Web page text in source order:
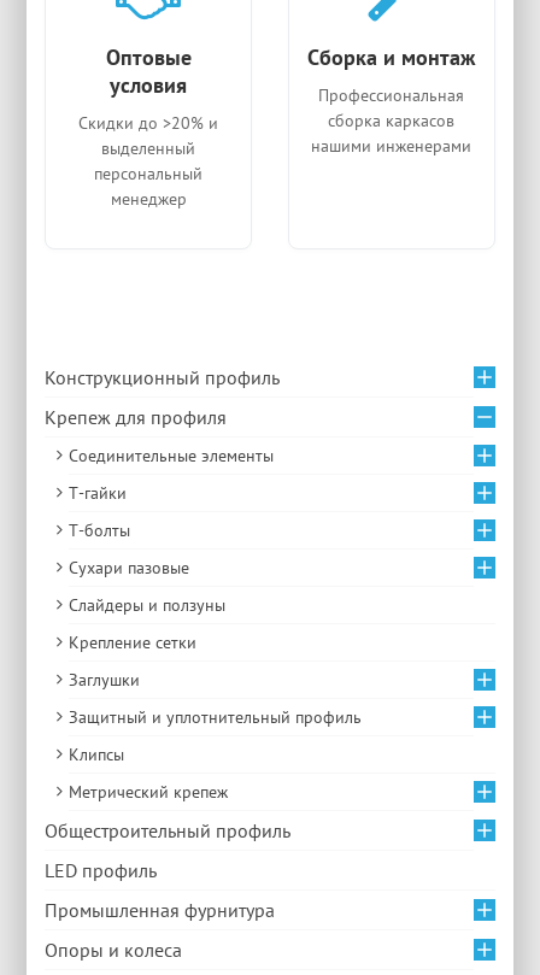
Оптовые
условия
Скидки до >20% и
выделенный
персональный
менеджер
Сборка и монтаж
Профессиональная
сборка каркасов
нашими инженерами
Конструкционный профиль
Крепеж для профиля
Соединительные элементы
Т-гайки
Т-болты
Сухари пазовые
Слайдеры и ползуны
Крепление сетки
Заглушки
Защитный и уплотнительный профиль
Клипсы
Метрический крепеж
Общестроительный профиль
LED профиль
Промышленная фурнитура
Опоры и колеса